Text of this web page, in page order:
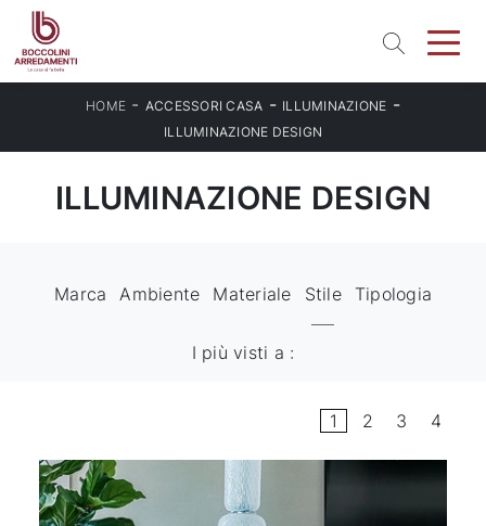
HOME - ACCESSORI CASA - ILLUMINAZIONE -
ILLUMINAZIONE DESIGN
ILLUMINAZIONE DESIGN
Marca Ambiente Materiale Stile Tipologia
I più visti a :
1 2 3 4